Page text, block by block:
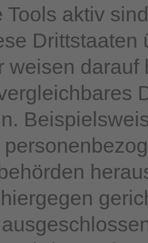
Tools aktiv
weisen